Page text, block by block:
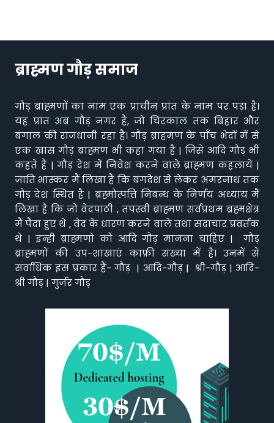
ब्राह्मण गौड़ समाज
गौड़ ब्राह्मणों का नाम एक प्राचीन प्रांत के नाम पर पड़ा है।
यह प्रांत अब गौड़ नगर है, जो चिरकाल तक बिहार और
बंगाल की राजधानी रहा है। गौड़ ब्राहमण के पाँच भेदों में से
एक खास गौड़ ब्राह्मण भी कहा गया है | जिसे आदि गौड़ भी
कहते हैं | गौड़ देश में निवेश करने वाले ब्राह्मण कहलाये |
जाति भास्कर मैं लिखा है कि बंगदेश से लेकर अमरनाथ तक
गौड़ देश स्थित है | ब्रह्मोत्पत्ति निबन्ध के निर्णय अध्याय मैं
लिखा है कि जो वेदपाठी , तपस्वी ब्राह्मण सर्वप्रथम ब्रह्मक्षेत्र
मैं पैदा हुए थे , वेद के धारण करने वाले तथा सदाचार प्रवर्तक
थे | इन्ही ब्राह्मणो को आदि गौड़ मानना चाहिए | गौड़
ब्राह्मणों की उप-शाखाएं काफ़ी संख्या में हैं। उनमें से
सर्वाधिक इस प्रकार हैं- गौड़ | आदि-गौड़ | श्री-गौड़ | आदि-
श्री गौड़ | गुर्जर गौड़